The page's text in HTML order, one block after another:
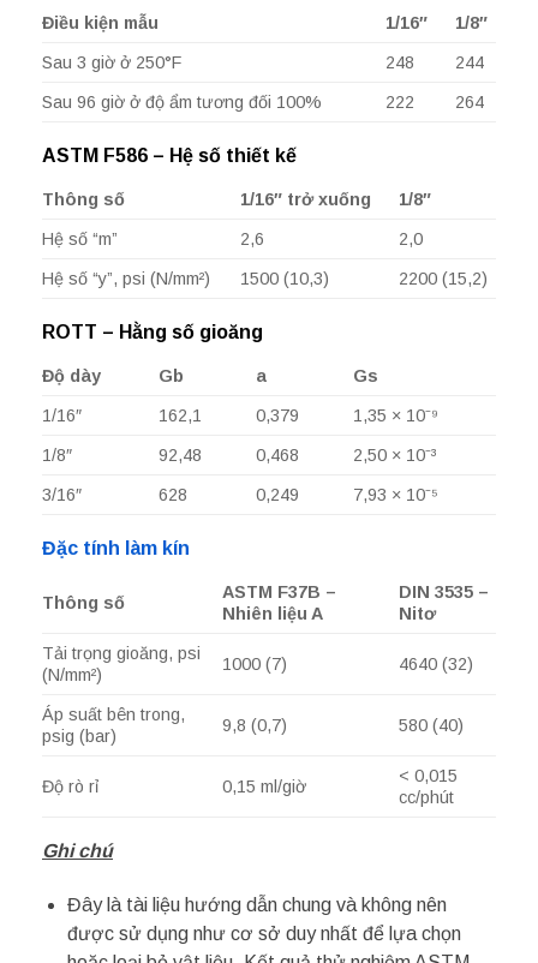
Điều kiện mẫu 1/16″ 1/8″
Sau 3 giờ ở 250°F 248 244
Sau 96 giờ ở độ ẩm tương đối 100% 222 264
ASTM F586 – Hệ số thiết kế
Thông số 1/16″ trở xuống 1/8″
Hệ số “m” 2,6 2,0
Hệ số “y”, psi (N/mm²) 1500 (10,3) 2200 (15,2)
ROTT – Hằng số gioăng
Độ dày Gb a Gs
1/16″ 162,1 0,379 1,35 × 10⁻⁹
1/8″ 92,48 0,468 2,50 × 10⁻³
3/16″ 628 0,249 7,93 × 10⁻⁵
Đặc tính làm kín
Thông số
ASTM F37B –
Nhiên liệu A
DIN 3535 –
Nitơ
Tải trọng gioăng, psi
(N/mm²)
1000 (7) 4640 (32)
Áp suất bên trong,
psig (bar)
9,8 (0,7) 580 (40)
Độ rò rỉ 0,15 ml/giờ
< 0,015
cc/phút
Ghi chú
Đây là tài liệu hướng dẫn chung và không nên
được sử dụng như cơ sở duy nhất để lựa chọn